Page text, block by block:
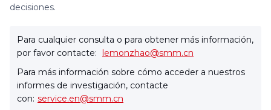
decisiones.
Para cualquier consulta o para obtener más información,
por favor contacte: lemonzhao@smm.cn
Para más información sobre cómo acceder a nuestros
informes de investigación, contacte
con: service.en@smm.cn